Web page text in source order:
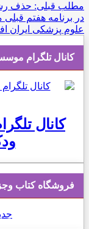
مطلب قبلی: حذف
در برنامه هفتم قبلی
علوم پزشکی ایران
کانال تلگرام
کانال
فروشگاه کتاب